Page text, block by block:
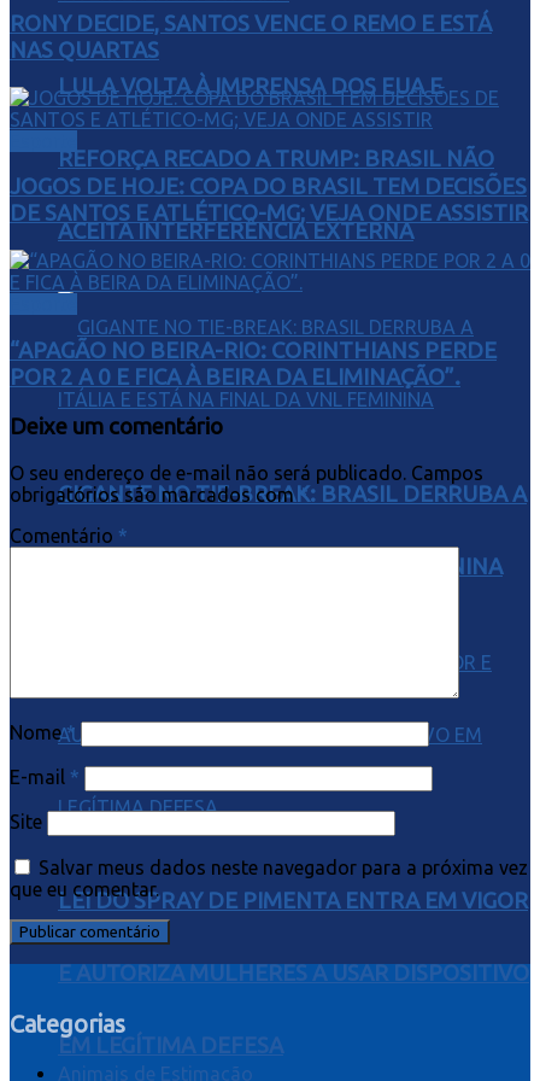
LULA VOLTA À IMPRENSA DOS EUA E
REFORÇA RECADO A TRUMP: BRASIL NÃO
ACEITA INTERFERÊNCIA EXTERNA
GIGANTE NO TIE-BREAK: BRASIL DERRUBA A
ITÁLIA E ESTÁ NA FINAL DA VNL FEMININA
LEI DO SPRAY DE PIMENTA ENTRA EM VIGOR
E AUTORIZA MULHERES A USAR DISPOSITIVO
EM LEGÍTIMA DEFESA
RONY DECIDE, SANTOS VENCE O REMO E ESTÁ
NAS QUARTAS
JOGOS DE HOJE: COPA DO BRASIL TEM DECISÕES
DE SANTOS E ATLÉTICO-MG; VEJA ONDE ASSISTIR
“APAGÃO NO BEIRA-RIO: CORINTHIANS PERDE
POR 2 A 0 E FICA À BEIRA DA ELIMINAÇÃO”.
Deixe um comentário
O seu endereço de e-mail não será publicado. Campos
obrigatórios são marcados com*
Comentário *
Nome*
E-mail *
Site
Salvar meus dados neste navegador para a próxima vez
que eu comentar.
Categorias
Animais de Estimação